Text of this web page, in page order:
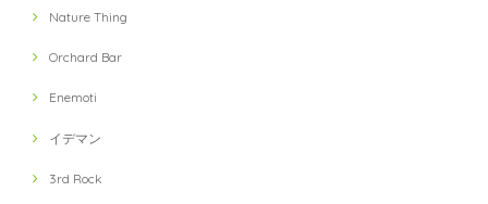
Nature Thing
Orchard Bar
Enemoti
イデマン
3rd Rock